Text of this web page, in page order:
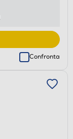
Confronta